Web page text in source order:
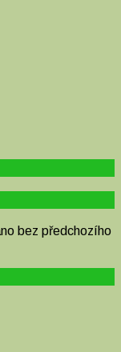
bez předchozího